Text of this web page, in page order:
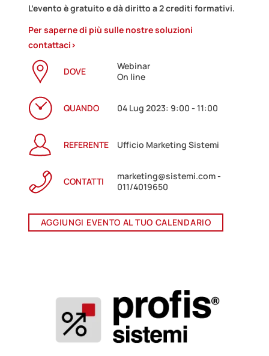
L’evento è gratuito e dà diritto a 2 crediti formativi.
Per saperne di più sulle nostre soluzioni
contattaci>
DOVE
Webinar
On line
QUANDO 04 Lug 2023: 9:00 - 11:00
REFERENTE Ufficio Marketing Sistemi
CONTATTI
marketing@sistemi.com -
011/4019650
AGGIUNGI EVENTO AL TUO CALENDARIO